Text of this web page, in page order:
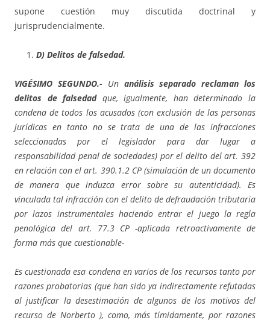
supone cuestión muy discutida doctrinal y
jurisprudencialmente.
D) Delitos de falsedad.
VIGÉSIMO SEGUNDO.- Un análisis separado reclaman los
delitos de falsedadque, igualmente, han determinado la
condena de todos los acusados (con exclusión de las personas
jurídicas en tanto no se trata de una de las infracciones
seleccionadas por el legislador para dar lugar a
responsabilidad penal de sociedades) por el delito del art. 392
en relación con el art. 390.1.2 CP (simulación de un documento
de manera que induzca error sobre su autenticidad). Es
vinculada tal infracción con el delito de defraudación tributaria
por lazos instrumentales haciendo entrar el juego la regla
penológica del art. 77.3 CP -aplicada retroactivamente de
forma más que cuestionable-
Es cuestionada esa condena en varios de los recursos tanto por
razones probatorias (que han sido ya indirectamente refutadas
al justificar la desestimación de algunos de los motivos del
recurso de Norberto ), como, más tímidamente, por razones